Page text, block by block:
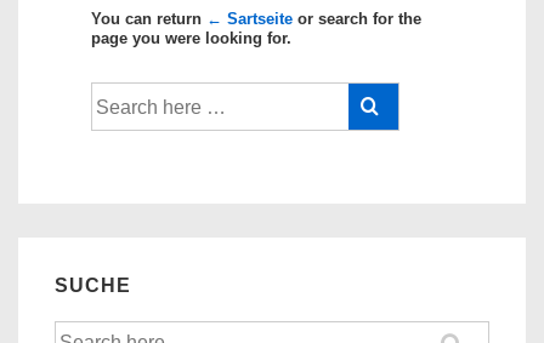
You can return ← Sartseite or search for the
page you were looking for.
Suche
nach:
SUCHE
Suche